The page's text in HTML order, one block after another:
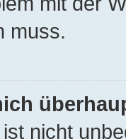
muss.
nicht